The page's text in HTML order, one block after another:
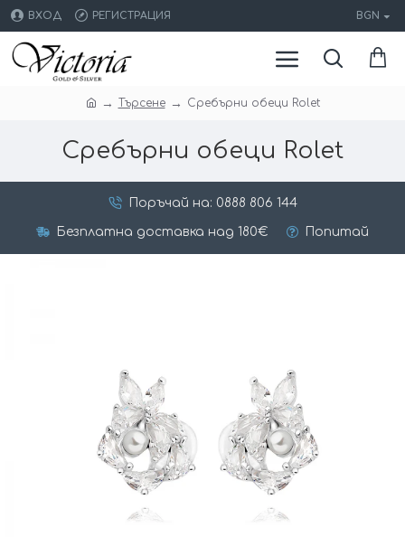
ВХОД РЕГИСТРАЦИЯ BGN
Търсене Сребърни обеци Rolet
Сребърни обеци Rolet
Поръчай на: 0888 806 144
Безплатна доставка над 180€ Попитай